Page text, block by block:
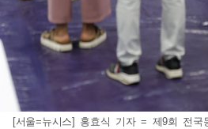
[서울=뉴시스] 홍효식 기자 = 제9회 전국